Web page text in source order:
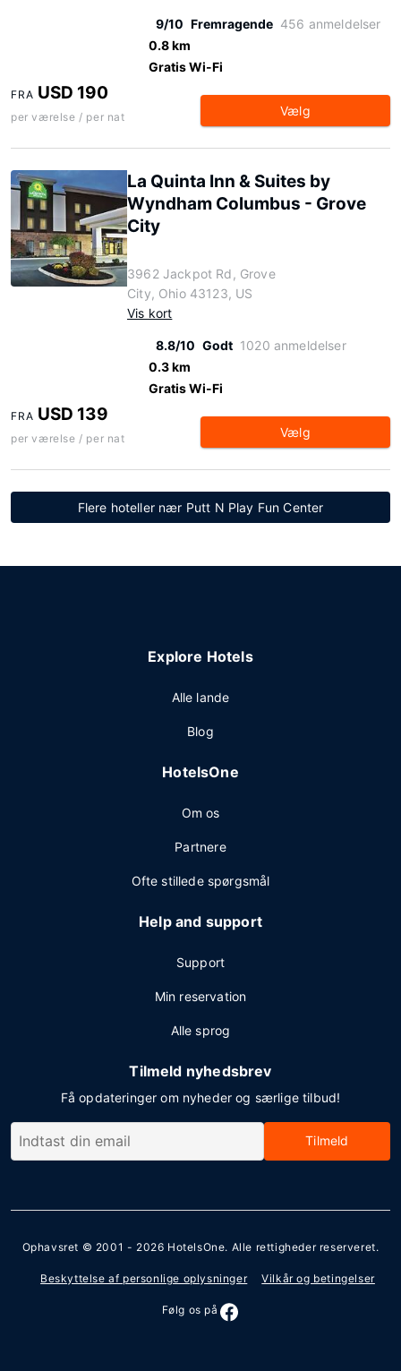
9/10 Fremragende 456 anmeldelser
0.8 km
Gratis Wi-Fi
FRA USD 190
per værelse / per nat Vælg
La Quinta Inn & Suites by
Wyndham Columbus - Grove
City
3962 Jackpot Rd, Grove
City, Ohio 43123, US
Vis kort
8.8/10 Godt 1020 anmeldelser
0.3 km
Gratis Wi-Fi
FRA USD 139
per værelse / per nat Vælg
Flere hoteller nær Putt N Play Fun Center
Explore Hotels
Alle lande
Blog
HotelsOne
Om os
Partnere
Ofte stillede spørgsmål
Help and support
Support
Min reservation
Alle sprog
Tilmeld nyhedsbrev
Få opdateringer om nyheder og særlige tilbud!
Tilmeld
Ophavsret © 2001 - 2026 HotelsOne. Alle rettigheder reserveret.
Beskyttelse af personlige oplysninger Vilkår og betingelser
Følg os på